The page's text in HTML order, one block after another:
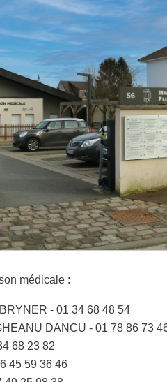
médicale :
- 01 34 68 48 54
DANCU - 01 78 86 73
68 23 82
45 59 36 46